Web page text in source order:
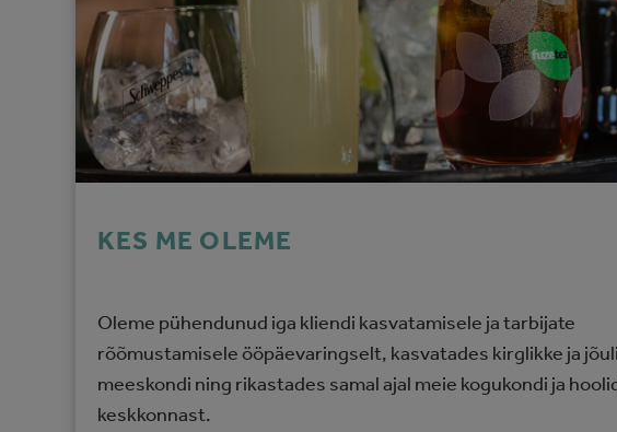
KES ME OLEME
Oleme pühendunud iga kliendi kasvatamisele ja tarbijate
rõõmustamisele ööpäevaringselt, kasvatades kirglikke ja
meeskondi ning rikastades samal ajal meie kogukondi ja
keskkonnast.